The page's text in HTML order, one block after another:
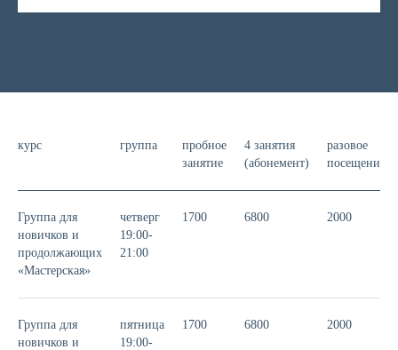
курс группа
пробное
занятие
4 занятия
(абонемент)
разовое
посещение
Группа для
новичков и
продолжающих
«Мастерская»
четверг
19:00-
21:00
1700 6800 2000
Группа для
новичков и
пятница
19:00-
1700 6800 2000